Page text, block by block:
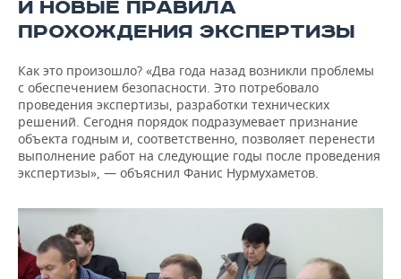
И НОВЫЕ ПРАВИЛА
ПРОХОЖДЕНИЯ ЭКСПЕРТИЗЫ
Как это произошло? «Два года назад возникли проблемы
с обеспечением безопасности. Это потребовало
проведения экспертизы, разработки технических
решений. Сегодня порядок подразумевает признание
объекта годным и, соответственно, позволяет перенести
выполнение работ на следующие годы после проведения
экспертизы», — объяснил Фанис Нурмухаметов.